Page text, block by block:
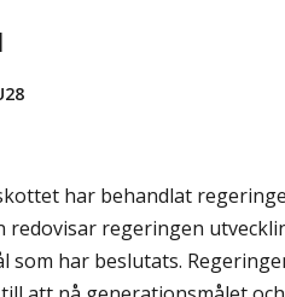
har behandlat
redovisar regeringen
som har beslutats.